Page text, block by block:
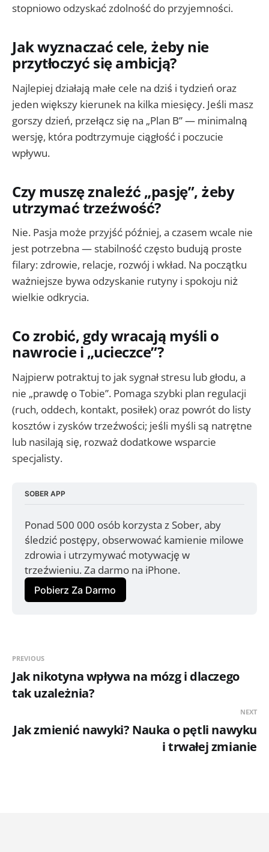
stopniowo odzyskać zdolność do przyjemności.
Jak wyznaczać cele, żeby nie
przytłoczyć się ambicją?
Najlepiej działają małe cele na dziś i tydzień oraz
jeden większy kierunek na kilka miesięcy. Jeśli masz
gorszy dzień, przełącz się na „Plan B” — minimalną
wersję, która podtrzymuje ciągłość i poczucie
wpływu.
Czy muszę znaleźć „pasję”, żeby
utrzymać trzeźwość?
Nie. Pasja może przyjść później, a czasem wcale nie
jest potrzebna — stabilność często budują proste
filary: zdrowie, relacje, rozwój i wkład. Na początku
ważniejsze bywa odzyskanie rutyny i spokoju niż
wielkie odkrycia.
Co zrobić, gdy wracają myśli o
nawrocie i „ucieczce”?
Najpierw potraktuj to jak sygnał stresu lub głodu, a
nie „prawdę o Tobie”. Pomaga szybki plan regulacji
(ruch, oddech, kontakt, posiłek) oraz powrót do listy
kosztów i zysków trzeźwości; jeśli myśli są natrętne
lub nasilają się, rozważ dodatkowe wsparcie
specjalisty.
SOBER APP
Ponad 500 000 osób korzysta z Sober, aby
śledzić postępy, obserwować kamienie milowe
zdrowia i utrzymywać motywację w
trzeźwieniu. Za darmo na iPhone.
Pobierz Za Darmo
PREVIOUS
Jak nikotyna wpływa na mózg i dlaczego
tak uzależnia?
NEXT
Jak zmienić nawyki? Nauka o pętli nawyku
i trwałej zmianie